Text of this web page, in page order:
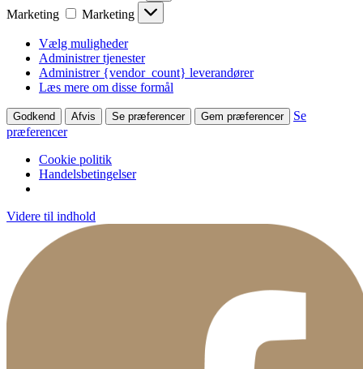
Marketing
Marketing
Vælg muligheder
Administrer tjenester
Administrer {vendor_count} leverandører
Læs mere om disse formål
Godkend Afvis Se præferencer Gem præferencer
Se
præferencer
Cookie politik
Handelsbetingelser
Videre til indhold